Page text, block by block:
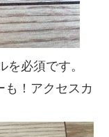
必須です。
も！アクセスカ